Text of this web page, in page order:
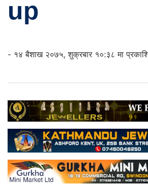
up
- १४ बैशाख २०७५, शुक्रबार १०:३८ मा